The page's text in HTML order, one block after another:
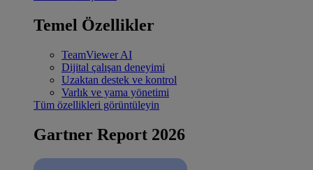
Temel Özellikler
TeamViewer AI
Dijital çalışan deneyimi
Uzaktan destek ve kontrol
Varlık ve yama yönetimi
Tüm özellikleri görüntüleyin
Gartner Report 2026